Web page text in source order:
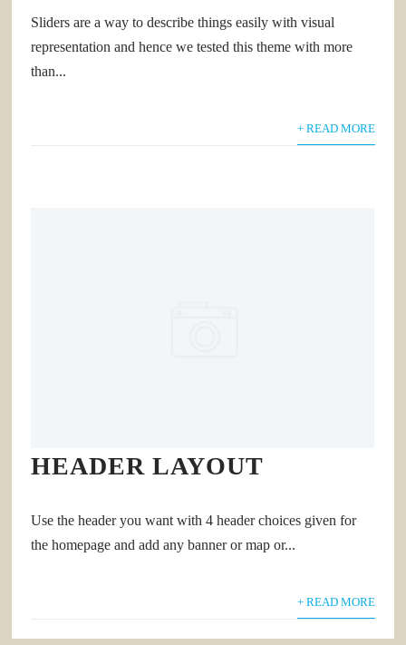
Sliders are a way to describe things easily with visual
representation and hence we tested this theme with more
than...
+ READ MORE
HEADER LAYOUT
Use the header you want with 4 header choices given for
the homepage and add any banner or map or...
+ READ MORE